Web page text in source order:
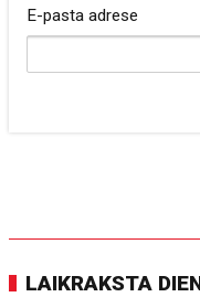
E-pasta adrese
LAIKRAKSTA